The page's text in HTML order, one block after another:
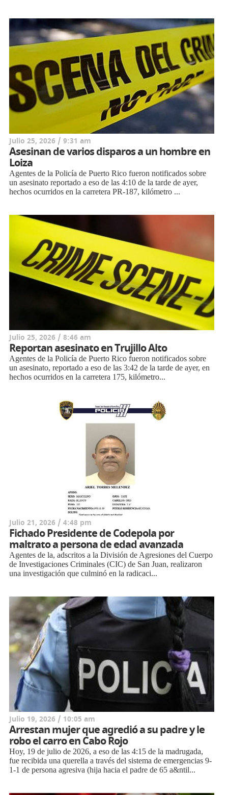
Julio 25, 2026 / 9:31 am
Asesinan de varios disparos a un hombre en
Loiza
Agentes de la Policía de Puerto Rico fueron notificados sobre
un asesinato reportado a eso de las 4:10 de la tarde de ayer,
hechos ocurridos en la carretera PR-187, kilómetro ...
Julio 25, 2026 / 8:46 am
Reportan asesinato en Trujillo Alto
Agentes de la Policía de Puerto Rico fueron notificados sobre
un asesinato, reportado a eso de las 3:42 de la tarde de ayer, en
hechos ocurridos en la carretera 175, kilómetro...
Julio 21, 2026 / 4:48 pm
Fichado Presidente de Codepola por
maltrato a persona de edad avanzada
Agentes de la, adscritos a la División de Agresiones del Cuerpo
de Investigaciones Criminales (CIC) de San Juan, realizaron
una investigación que culminó en la radicaci...
Julio 19, 2026 / 10:05 am
Arrestan mujer que agredió a su padre y le
robo el carro en Cabo Rojo
Hoy, 19 de julio de 2026, a eso de las 4:15 de la madrugada,
fue recibida una querella a través del sistema de emergencias 9-
1-1 de persona agresiva (hija hacia el padre de 65 a&ntil...